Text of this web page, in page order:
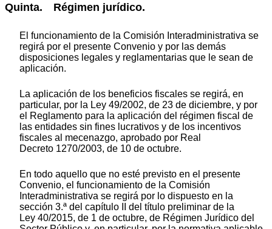
Quinta. Régimen jurídico.
El funcionamiento de la Comisión Interadministrativa se
regirá por el presente Convenio y por las demás
disposiciones legales y reglamentarias que le sean de
aplicación.
La aplicación de los beneficios fiscales se regirá, en
particular, por la Ley 49/2002, de 23 de diciembre, y por
el Reglamento para la aplicación del régimen fiscal de
las entidades sin fines lucrativos y de los incentivos
fiscales al mecenazgo, aprobado por Real
Decreto 1270/2003, de 10 de octubre.
En todo aquello que no esté previsto en el presente
Convenio, el funcionamiento de la Comisión
Interadministrativa se regirá por lo dispuesto en la
sección 3.ª del capítulo II del título preliminar de la
Ley 40/2015, de 1 de octubre, de Régimen Jurídico del